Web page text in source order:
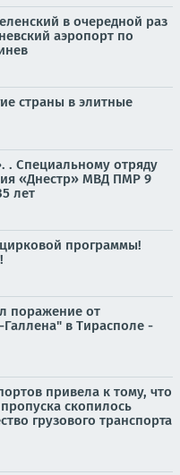
в очередной раз
аэропорт по
страны в элитные
. Специальному отряду
«Днестр» МВД ПМР 9
лет
программы!
поражение от
в Тирасполе -
привела к тому, что
скопилось
грузового транспорта